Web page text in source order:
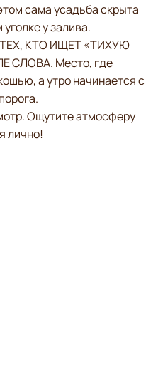
сама усадьба скрыта
у залива.
КТО ИЩЕТ «ТИХУЮ
СЛОВА. Место, где
а утро начинается с
Ощутите атмосферу
лично!